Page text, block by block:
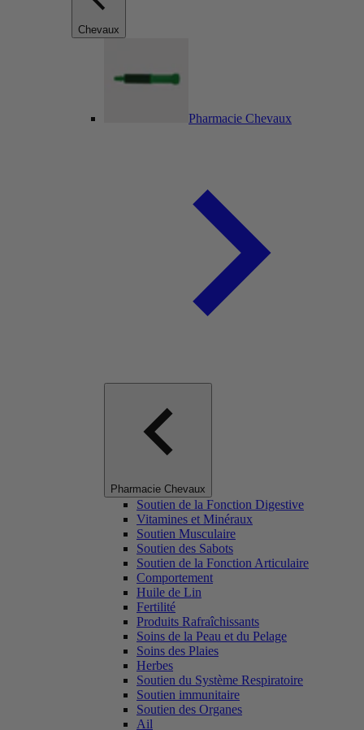
Chevaux
Pharmacie Chevaux
Pharmacie Chevaux
Soutien de la Fonction Digestive
Vitamines et Minéraux
Soutien Musculaire
Soutien des Sabots
Soutien de la Fonction Articulaire
Comportement
Huile de Lin
Fertilité
Produits Rafraîchissants
Soins de la Peau et du Pelage
Soins des Plaies
Herbes
Soutien du Système Respiratoire
Soutien immunitaire
Soutien des Organes
Ail